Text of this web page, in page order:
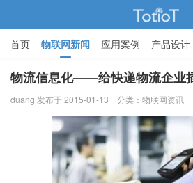
物联网的那些事 -
首页 物联网新闻 应用案例 产品设计
智能家居
物流信息化——给快递物流企业
duang 发布于 2015-01-13 分类： 物联网资讯